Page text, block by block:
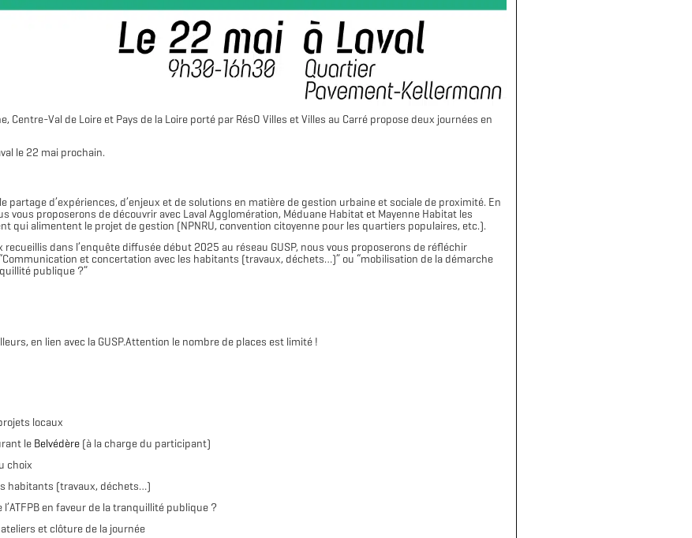
Télécharger le logo
(format .svg)
Télécharger le dossier d'identité complet
(format .zip)
Centre-Val de Loire et Pays de la Loire porté par RésO Villes et Villes au Carré propose deux journées en
le 22 mai prochain.
partage d’expériences, d’enjeux et de solutions en matière de gestion urbaine et sociale de proximité. En
vous proposerons de découvrir avec Laval Agglomération, Méduane Habitat et Mayenne Habitat les
qui alimentent le projet de gestion (NPNRU, convention citoyenne pour les quartiers populaires, etc.).
dans l’enquête diffusée début 2025 au réseau GUSP, nous vous proposerons de réfléchir
et concertation avec les habitants (travaux, déchets…)” ou “mobilisation de la démarche
publique ?”
en lien avec la GUSP.Attention le nombre de places est limité !
locaux
le Belvédère (à la charge du participant)
choix
habitants (travaux, déchets…)
en faveur de la tranquillité publique ?
et clôture de la journée